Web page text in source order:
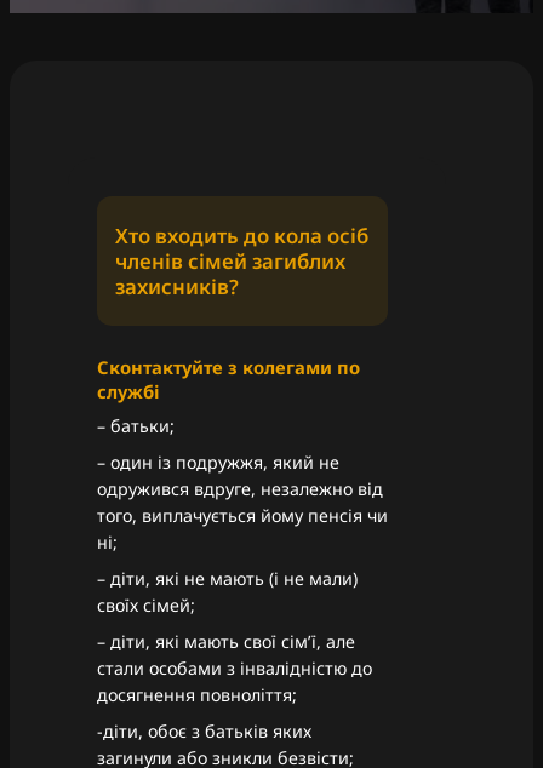
Хто входить до кола осіб
членів сімей загиблих
захисників?
Сконтактуйте з колегами по
службі
– батьки;
– один із подружжя, який не
одружився вдруге, незалежно від
того, виплачується йому пенсія чи
ні;
– діти, які не мають (і не мали)
своїх сімей;
– діти, які мають свої сім’ї, але
стали особами з інвалідністю до
досягнення повноліття;
-діти, обоє з батьків яких
загинули або зникли безвісти;